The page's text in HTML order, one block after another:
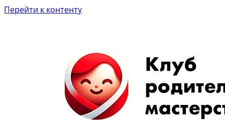
Перейти к контенту